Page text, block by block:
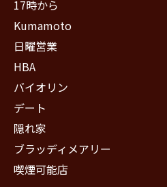
17時から
Kumamoto
日曜営業
HBA
バイオリン
デート
隠れ家
ブラッディメアリー
喫煙可能店